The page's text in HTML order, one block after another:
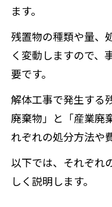
ます。
残置物の種類や量、
く変動しますので、
要です。
解体工事で発生する
廃棄物」と「産業廃
れぞれの処分方法や
以下では、それぞれ
しく説明します。